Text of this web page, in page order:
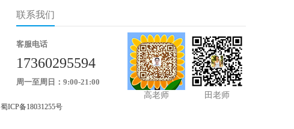
联系我们
客服电话
17360295594
周一至周日：9:00-21:00
高老师
田老师
蜀ICP备18031255号